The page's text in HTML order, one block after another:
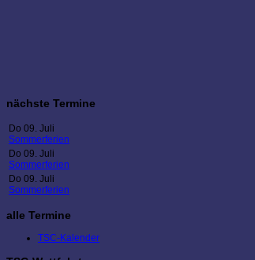
nächste Termine
Do 09. Juli
Sommerferien
Do 09. Juli
Sommerferien
Do 09. Juli
Sommerferien
alle Termine
TSC-Kalender